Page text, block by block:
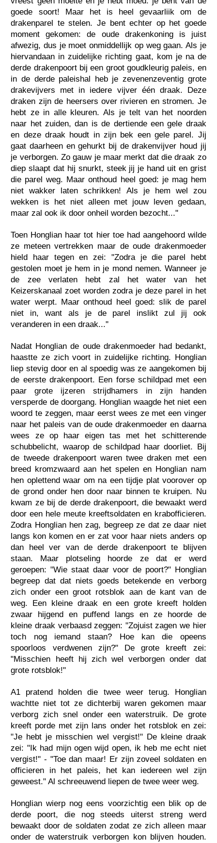
goede soort! Maar het is heel gevaarliik om de
drakenparel te stelen. Je bent echter op het goede
moment gekomen: de oude drakenkoning is juist
afwezig, dus je moet onmiddellijk op weg gaan. Als je
hiervandaan in zuidelijke richting gaat, kom je na de
derde drakenpoort bij een groot goudkleurig paleis, en
in de derde paleishal heb je zevenenzeventig grote
drakevijvers met in iedere vijver één draak. Deze
draken zijn de heersers over rivieren en stromen. Je
hebt ze in alle kleuren. Als je telt van het noorden
naar het zuiden, dan is de dertiende een gele draak
en deze draak houdt in zijn bek een gele parel. Jij
gaat daarheen en gehurkt bij de drakenvijver houd jij
je verborgen. Zo gauw je maar merkt dat die draak zo
diep slaapt dat hij snurkt, steek jij je hand uit en grist
die parel weg. Maar onthoud heel goed: je mag hem
niet wakker laten schrikken! Als je hem wel zou
wekken is het niet alleen met jouw leven gedaan,
maar zal ook ik door onheil worden bezocht..."
Toen Honglian haar tot hier toe had aangehoord wilde
ze meteen vertrekken maar de oude drakenmoeder
hield haar tegen en zei: "Zodra je die parel hebt
gestolen moet je hem in je mond nemen. Wanneer je
de zee verlaten hebt zal het water van het
Keizerskanaal zoet worden zodra je deze parel in het
water werpt. Maar onthoud heel goed: slik de parel
niet in, want als je de parel inslikt zul jij ook
veranderen in een draak..."
Nadat Honglian de oude drakenmoeder had bedankt,
haastte ze zich voort in zuidelijke richting. Honglian
liep stevig door en al spoedig was ze aangekomen bij
de eerste drakenpoort. Een forse schildpad met een
paar grote ijzeren strijdhamers in zijn handen
versperde de doorgang. Honglian waagde het niet een
woord te zeggen, maar eerst wees ze met een vinger
naar het paleis van de oude drakenmoeder en daarna
wees ze op haar eigen tas met het schitterende
schubbelicht, waarop de schildpad haar doorliet. Bij
de tweede drakenpoort waren twee draken met een
breed kromzwaard aan het spelen en Honglian nam
hen oplettend waar om na een tijdje plat voorover op
de grond onder hen door naar binnen te kruipen. Nu
kwam ze bij de derde drakenpoort, die bewaakt werd
door een hele meute kreeftsoldaten en krabofficieren.
Zodra Honglian hen zag, begreep ze dat ze daar niet
langs kon komen en er zat voor haar niets anders op
dan heel ver van de derde drakenpoort te blijven
staan. Maar plotseling hoorde ze dat er werd
geroepen: "Wie staat daar voor de poort?" Honglian
begreep dat dat niets goeds betekende en verborg
zich onder een groot rotsblok aan de kant van de
weg. Een kleine draak en een grote kreeft holden
zwaar hijgend en puffend langs en ze hoorde de
kleine draak verbaasd zeggen: "Zojuist zagen we hier
toch nog iemand staan? Hoe kan die opeens
spoorloos verdwenen zijn?" De grote kreeft zei:
"Misschien heeft hij zich wel verborgen onder dat
grote rotsblok!"
A1 pratend holden die twee weer terug. Honglian
wachtte niet tot ze dichterbij waren gekomen maar
verborg zich snel onder een waterstruik. De grote
kreeft porde met zijn lans onder het rotsblok en zei:
"Je hebt je misschien wel vergist!" De kleine draak
zei: "Ik had mijn ogen wijd open, ik heb me echt niet
vergist!" - "Toe dan maar! Er zijn zoveel soldaten en
officieren in het paleis, het kan iedereen wel zijn
geweest." Al schreeuwend liepen de twee weer weg.
Honglian wierp nog eens voorzichtig een blik op de
derde poort, die nog steeds uiterst streng werd
bewaakt door de soldaten zodat ze zich alleen maar
onder de waterstruik verborgen kon blijven houden.